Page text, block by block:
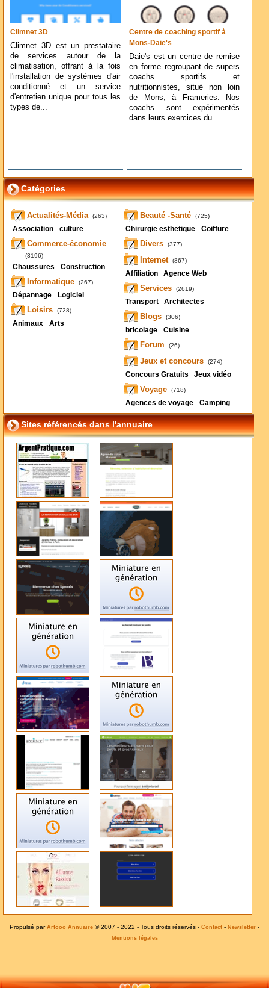
Climnet 3D
Climnet 3D est un prestataire
de services autour de la
climatisation, offrant à la fois
l'installation de systèmes d'air
conditionné et un service
d'entretien unique pour tous les
types de...
Centre de coaching sportif à
Mons-Daie's
Daie's est un centre de remise
en forme regroupant de supers
coachs sportifs et
nutritionnistes, situé non loin
de Mons, à Frameries. Nos
coachs sont expérimentés
dans leurs exercices du...
Catégories
Actualités-Média (263)
Association culture
Commerce-économie
(3196)
Chaussures Construction
Informatique (267)
Dépannage Logiciel
Loisirs (728)
Animaux Arts
Beauté -Santé (725)
Chirurgie esthetique Coiffure
Divers (377)
Internet (867)
Affiliation Agence Web
Services (2619)
Transport Architectes
Blogs (306)
bricolage Cuisine
Forum (26)
Jeux et concours (274)
Concours Gratuits Jeux vidéo
Voyage (718)
Agences de voyage Camping
Sites référencés dans l'annuaire
Propulsé par Arfooo Annuaire © 2007 - 2022 - Tous droits réservés - Contact - Newsletter -
Mentions légales